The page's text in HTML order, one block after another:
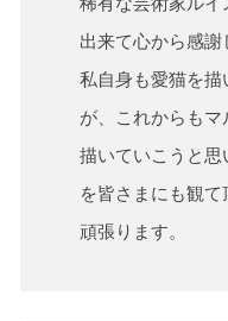
出来て心から感謝
私自身も愛猫を描
が、これからも
描いていこうと思
を皆さまにも観
頑張ります。